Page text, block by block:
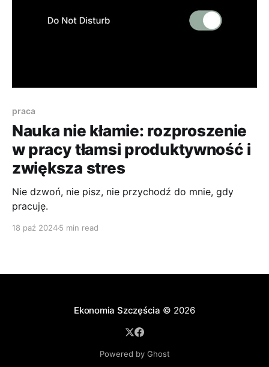
praca
Nauka nie kłamie: rozproszenie
w pracy tłamsi produktywność i
zwiększa stres
Nie dzwoń, nie pisz, nie przychodź do mnie, gdy
pracuję.
18 paź 20245 min read
Ekonomia Szczęścia © 2026
Powered by Ghost